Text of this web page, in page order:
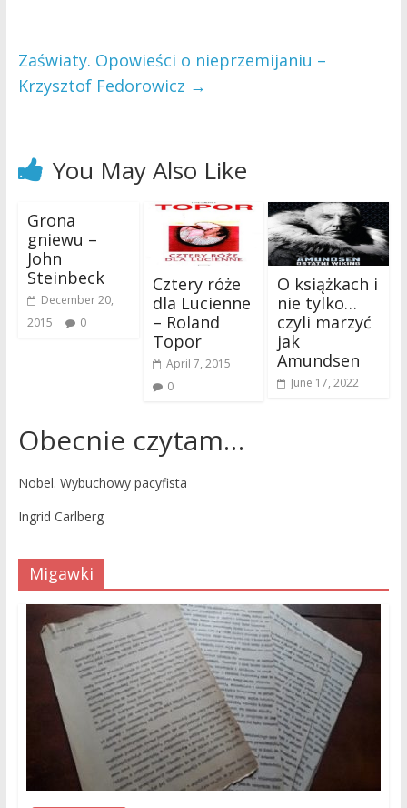
Zaświaty. Opowieści o nieprzemijaniu –
Krzysztof Fedorowicz →
You May Also Like
Grona
gniewu –
John
Steinbeck
December 20,
2015
0
Cztery róże
dla Lucienne
– Roland
Topor
April 7, 2015
0
O książkach i
nie tylko…
czyli marzyć
jak
Amundsen
June 17, 2022
Obecnie czytam…
Nobel. Wybuchowy pacyfista
Ingrid Carlberg
Migawki